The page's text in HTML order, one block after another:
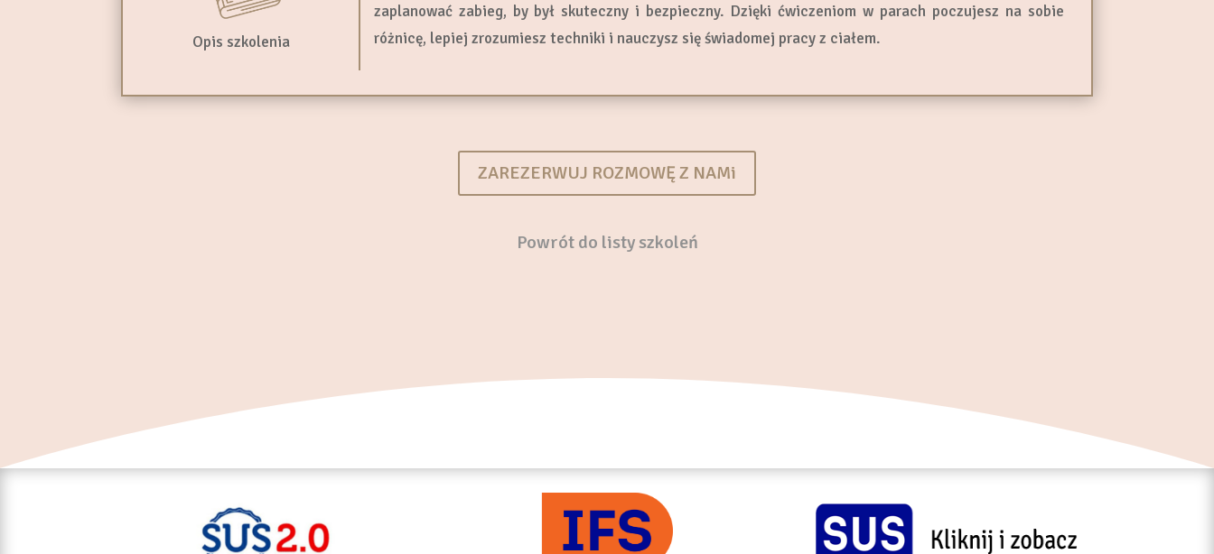
Opis szkolenia
zaplanować zabieg, by był skuteczny i bezpieczny. Dzięki ćwiczeniom w parach poczujesz na sobie
różnicę, lepiej zrozumiesz techniki i nauczysz się świadomej pracy z ciałem.
ZAREZERWUJ ROZMOWĘ Z NAMi
Powrót do listy szkoleń